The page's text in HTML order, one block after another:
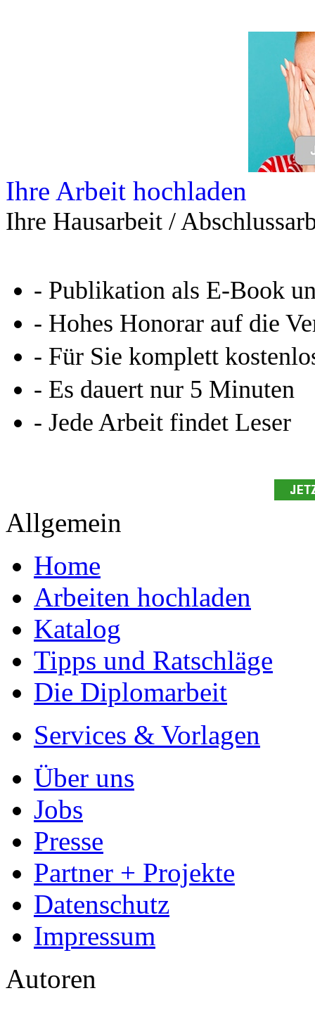
Ihre Arbeit hochladen
Ihre Hausarbeit /
- Publikation als E-Book
- Hohes Honorar auf die
- Für Sie komplett
- Es dauert nur 5 Minuten
- Jede Arbeit findet Leser
Allgemein
Home
Arbeiten hochladen
Katalog
Tipps und Ratschläge
Die Diplomarbeit
Services & Vorlagen
Über uns
Jobs
Presse
Partner + Projekte
Datenschutz
Impressum
Autoren